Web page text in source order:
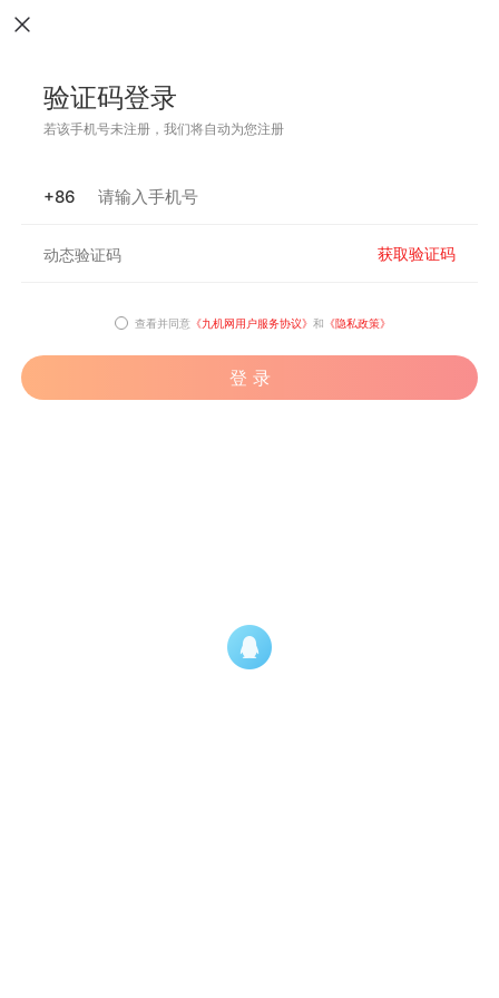
验证码登录
若该手机号未注册，我们将自动为您注册
+86
获取验证码
查看并同意 《九机网用户服务协议》 和 《隐私政策》
登 录